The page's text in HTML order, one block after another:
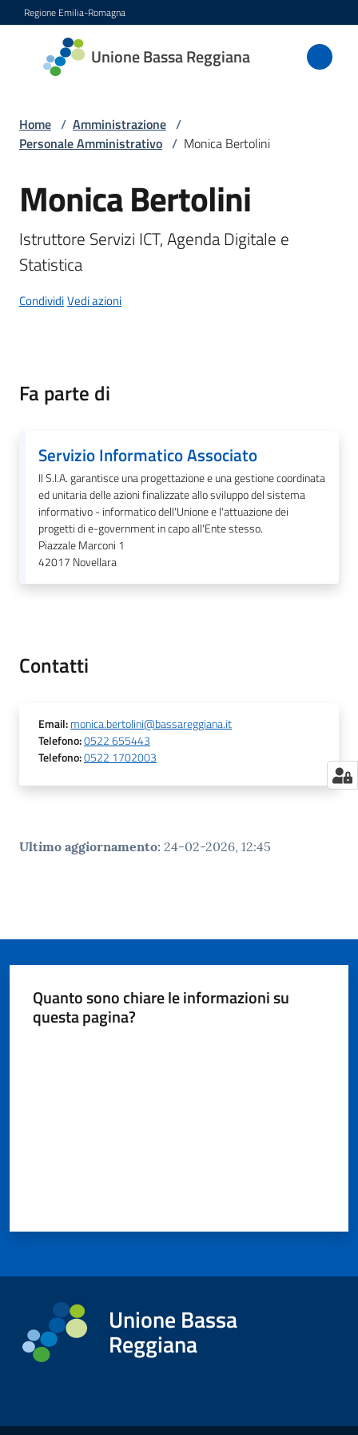
Vai al contenuto
Vai alla navigazione
Vai al footer
Regione Emilia-Romagna
Unione Bassa Reggiana
Unione
Bassa
Menu selezionato
Novità
Servizi
Vivere
argomenti...
Seguici
Home / Amministrazione /
Personale Amministrativo / Monica Bertolini
Salta al contenuto
Monica Bertolini
Istruttore Servizi ICT, Agenda Digitale e
Statistica
CondividiVedi azioni
Fa parte di
Servizio Informatico Associato
Il S.I.A. garantisce una progettazione e una gestione coordinata
ed unitaria delle azioni finalizzate allo sviluppo del sistema
informativo - informatico dell'Unione e l'attuazione dei
progetti di e-government in capo all'Ente stesso.
Piazzale Marconi 1
42017 Novellara
Contatti
Email:monica.bertolini@bassareggiana.it
Telefono:0522 655443
Telefono:0522 1702003
Ultimo aggiornamento: 24-02-2026, 12:45
Quanto sono chiare le informazioni su
questa pagina?
Unione Bassa
Reggiana